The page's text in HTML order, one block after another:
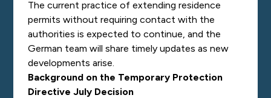
The current practice of extending residence
permits without requiring contact with the
authorities is expected to continue, and the
German team will share timely updates as new
developments arise.
Background on the Temporary Protection
Directive July Decision